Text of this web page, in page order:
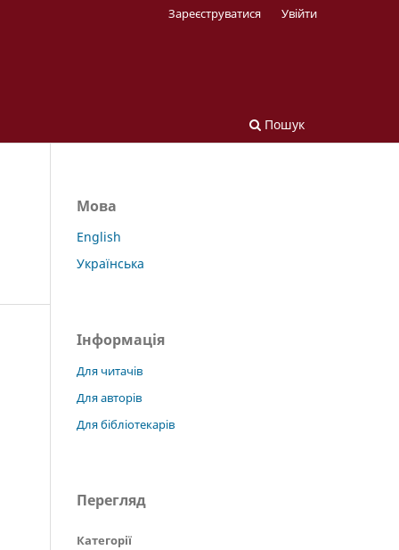
Пошук
Зареєструватися Увійти
Мова
English
Українська
Інформація
Для читачів
Для авторів
Для бібліотекарів
Перегляд
Категорії